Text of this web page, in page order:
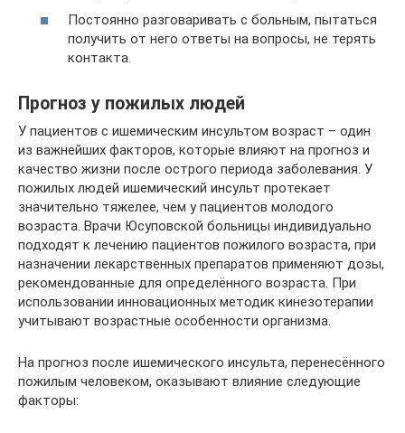
Постоянно разговаривать с больным, пытаться
получить от него ответы на вопросы, не терять
контакта.
Прогноз у пожилых людей
У пациентов с ишемическим инсультом возраст – один
из важнейших факторов, которые влияют на прогноз и
качество жизни после острого периода заболевания. У
пожилых людей ишемический инсульт протекает
значительно тяжелее, чем у пациентов молодого
возраста. Врачи Юсуповской больницы индивидуально
подходят к лечению пациентов пожилого возраста, при
назначении лекарственных препаратов применяют дозы,
рекомендованные для определённого возраста. При
использовании инновационных методик кинезотерапии
учитывают возрастные особенности организма.
На прогноз после ишемического инсульта, перенесённого
пожилым человеком, оказывают влияние следующие
факторы: